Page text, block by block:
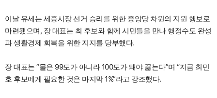
이날 유세는 세종시장 선거 승리를 위한 중앙당 차원의 지원 행보로
마련됐으며, 장 대표는 최 후보와 함께 시민들을 만나 행정수도 완성
과 생활경제 회복을 위한 지지를 당부했다.
장 대표는 “물은 99도가 아니라 100도가 돼야 끓는다”며 “지금 최민
호 후보에게 필요한 것은 마지막 1%”라고 강조했다.